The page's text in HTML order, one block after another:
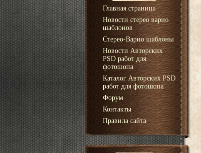
Главная страница
Новости стерео варио
шаблонов
Стерео-Варио шаблоны
Новости Авторских
PSD работ для
фотошопа
Каталог Авторских PSD
работ для фотошопа
Форум
Контакты
Правила сайта